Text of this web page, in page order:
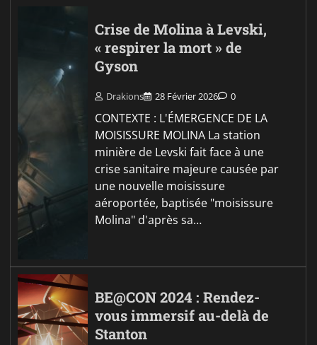
Crise de Molina à Levski,
« respirer la mort » de
Gyson
Drakions 28 Février 2026 0
CONTEXTE : L'ÉMERGENCE DE LA
MOISISSURE MOLINA La station
minière de Levski fait face à une
crise sanitaire majeure causée par
une nouvelle moisissure
aéroportée, baptisée "moisissure
Molina" d'après sa…
BE@CON 2024 : Rendez-
vous immersif au-delà de
Stanton